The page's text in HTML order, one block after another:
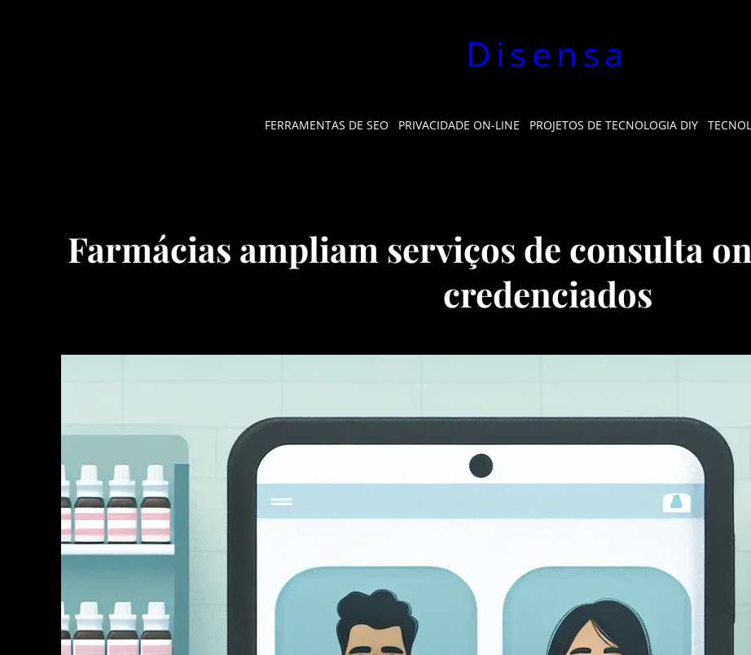
Disensa
FERRAMENTAS DE SEO PRIVACIDADE ON-LINE PROJETOS DE TECNOLOGIA DIY
Farmácias ampliam serviços de consulta
credenciados